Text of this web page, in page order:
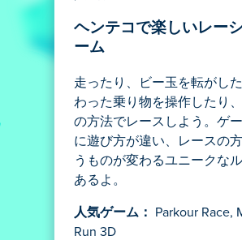
ヘンテコで楽しいレー
ーム
走ったり、ビー玉を転がし
わった乗り物を操作したり
の方法でレースしよう。ゲ
に遊び方が違い、レースの
うものが変わるユニークな
あるよ。
人気ゲーム：
Parkour Race,
Run 3D